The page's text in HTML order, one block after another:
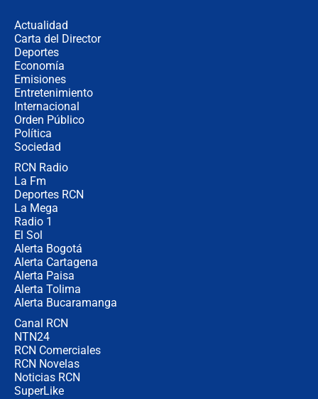
Actualidad
Carta del Director
Deportes
Economía
Emisiones
Entretenimiento
Internacional
Orden Público
Política
Sociedad
RCN Radio
La Fm
Deportes RCN
La Mega
Radio 1
El Sol
Alerta Bogotá
Alerta Cartagena
Alerta Paisa
Alerta Tolima
Alerta Bucaramanga
Canal RCN
NTN24
RCN Comerciales
RCN Novelas
Noticias RCN
SuperLike